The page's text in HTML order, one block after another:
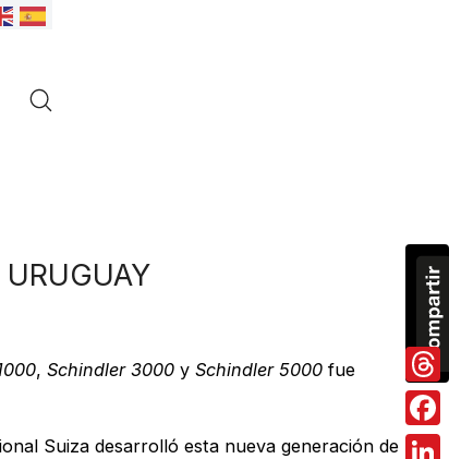
, Schindler 3000 y Schindler 5000 fue
Suiza desarrolló esta nueva generación de